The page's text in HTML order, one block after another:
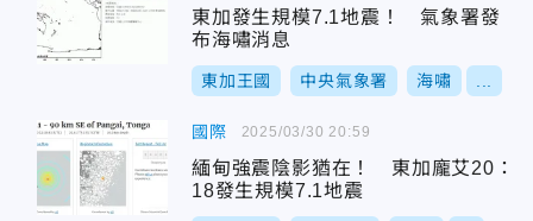
東加發生規模7.1地震！ 氣象署發
布海嘯消息
東加王國 中央氣象署 海嘯
國際
緬甸強震陰影猶在！ 東加龐艾20：
18發生規模7.1地震
2025/03/30 20:59